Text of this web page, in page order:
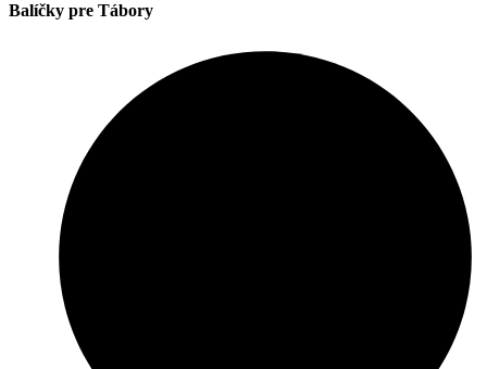
Balíčky pre Tábory